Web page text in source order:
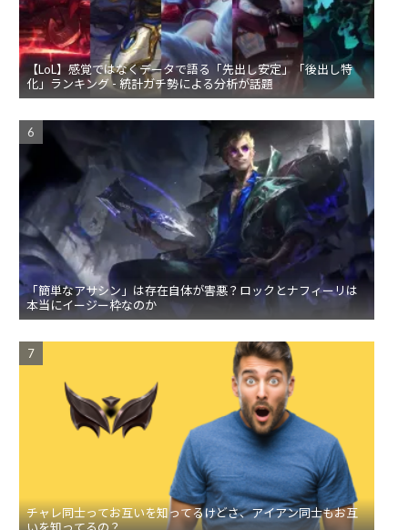
【LoL】感覚ではなくデータで語る「先出し安定」「後出し特
化」ランキング - 統計ガチ勢による分析が話題
「簡単なアサシン」は存在自体が害悪？ロックとナフィーリは
本当にイージー枠なのか
チャレ同士ってお互いを知ってるけどさ、アイアン同士もお互